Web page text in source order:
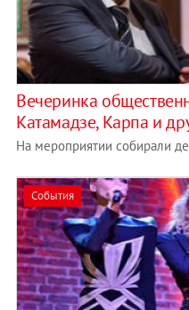
Вечеринка
Катамадзе, Карпа и
На мероприятии собирали
События